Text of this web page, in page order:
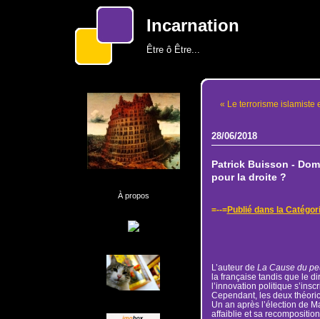
Incarnation
Être ô Être...
À propos
« Le terrorisme islamiste
28/06/2018
Patrick Buisson -
pour la droite ?
=--=Publié dans la
L’auteur de La Cause du
la française tandis que le
l’innovation politique
Cependant, les deux
Un an après l’élection de
affaiblie et sa